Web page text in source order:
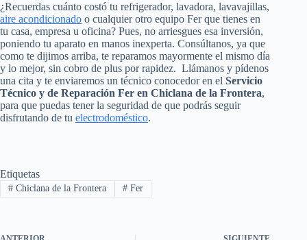
¿Recuerdas cuánto costó tu refrigerador, lavadora, lavavajillas,
aire acondicionado o cualquier otro equipo Fer que tienes en
tu casa, empresa u oficina? Pues, no arriesgues esa inversión,
poniendo tu aparato en manos inexperta. Consúltanos, ya que
como te dijimos arriba, te reparamos mayormente el mismo día
y lo mejor, sin cobro de plus por rapidez. Llámanos y pídenos
una cita y te enviaremos un técnico conocedor en el Servicio
Técnico y de Reparación Fer en Chiclana de la Frontera,
para que puedas tener la seguridad de que podrás seguir
disfrutando de tu electrodoméstico.
Etiquetas
#Chiclana de la Frontera #Fer